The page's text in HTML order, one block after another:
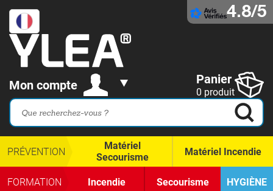
4.8/5
Mon compte Panier
0 produit
PRÉVENTION
Matériel
Secourisme
Matériel Incendie
FORMATION Incendie Secourisme HYGIÈNE